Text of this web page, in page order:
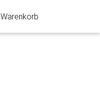
Warenkorb